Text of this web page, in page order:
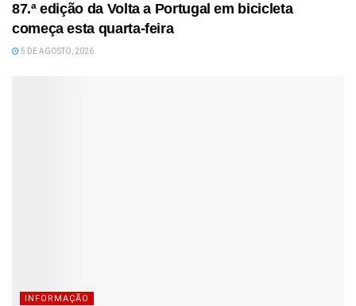
87.ª edição da Volta a Portugal em bicicleta
começa esta quarta-feira
5 DE AGOSTO, 2026
INFORMAÇÃO